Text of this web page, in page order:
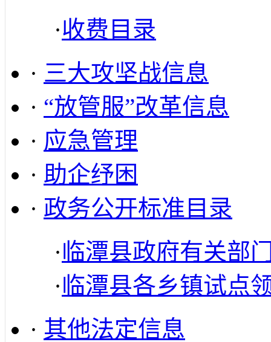
·收费目录
· 三大攻坚战信息
· “放管服”改革信息
· 应急管理
· 助企纾困
· 政务公开标准目录
·临潭县政府有关部
·临潭县各乡镇试点
· 其他法定信息